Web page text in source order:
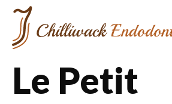
Le Petit